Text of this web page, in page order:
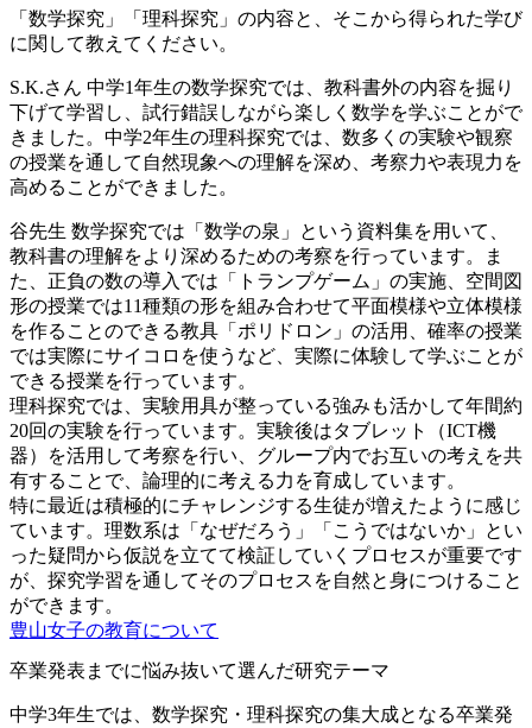
「数学探究」「理科探究」の内容と、そこから得られた学び
に関して教えてください。
S.K.さん 中学1年生の数学探究では、教科書外の内容を掘り
下げて学習し、試行錯誤しながら楽しく数学を学ぶことがで
きました。中学2年生の理科探究では、数多くの実験や観察
の授業を通して自然現象への理解を深め、考察力や表現力を
高めることができました。
谷先生 数学探究では「数学の泉」という資料集を用いて、
教科書の理解をより深めるための考察を行っています。ま
た、正負の数の導入では「トランプゲーム」の実施、空間図
形の授業では11種類の形を組み合わせて平面模様や立体模様
を作ることのできる教具「ポリドロン」の活用、確率の授業
では実際にサイコロを使うなど、実際に体験して学ぶことが
できる授業を行っています。
理科探究では、実験用具が整っている強みも活かして年間約
20回の実験を行っています。実験後はタブレット（ICT機
器）を活用して考察を行い、グループ内でお互いの考えを共
有することで、論理的に考える力を育成しています。
特に最近は積極的にチャレンジする生徒が増えたように感じ
ています。理数系は「なぜだろう」「こうではないか」とい
った疑問から仮説を立てて検証していくプロセスが重要です
が、探究学習を通してそのプロセスを自然と身につけること
ができます。
豊山女子の教育について
卒業発表までに悩み抜いて選んだ研究テーマ
中学3年生では、数学探究・理科探究の集大成となる卒業発